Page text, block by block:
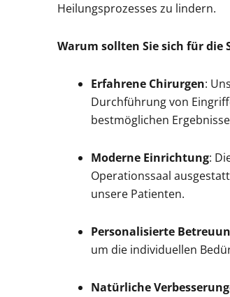
Heilungsprozesses zu lindern.
Warum sollten Sie sich für die
Erfahrene Chirurgen:
Durchführung von
bestmöglichen
Moderne Einrichtung:
Operationssaal
unsere Patienten.
Personalisierte
um die individuellen
Natürliche